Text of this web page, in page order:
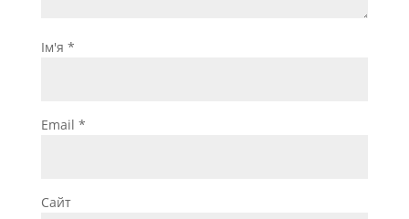
Ім'я *
Email *
Сайт